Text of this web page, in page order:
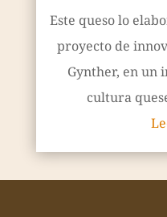
Este queso lo
proyecto de
Gynther, en un
cultura